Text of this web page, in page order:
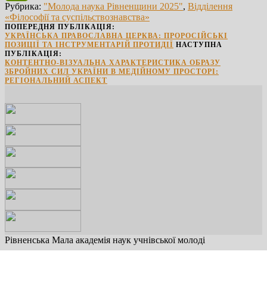
PrintFriendly
Рубрика: "Молода наука Рівненщини 2025", Відділення
«Філософії та суспільствознавства»
ПОПЕРЕДНЯ ПУБЛІКАЦІЯ:
УКРАЇНСЬКА ПРАВОСЛАВНА ЦЕРКВА: ПРОРОСІЙСЬКІ
ПОЗИЦІЇ ТА ІНСТРУМЕНТАРІЙ ПРОТИДІЇ НАСТУПНА
ПУБЛІКАЦІЯ:
КОНТЕНТНО-ВІЗУАЛЬНА ХАРАКТЕРИСТИКА ОБРАЗУ
ЗБРОЙНИХ СИЛ УКРАЇНИ В МЕДІЙНОМУ ПРОСТОРІ:
РЕГІОНАЛЬНИЙ АСПЕКТ
Рівненська Мала академія наук учнівської молоді